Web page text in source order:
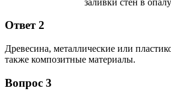
Ответ 2
Древесина, металлические или
также композитные материалы.
Вопрос 3